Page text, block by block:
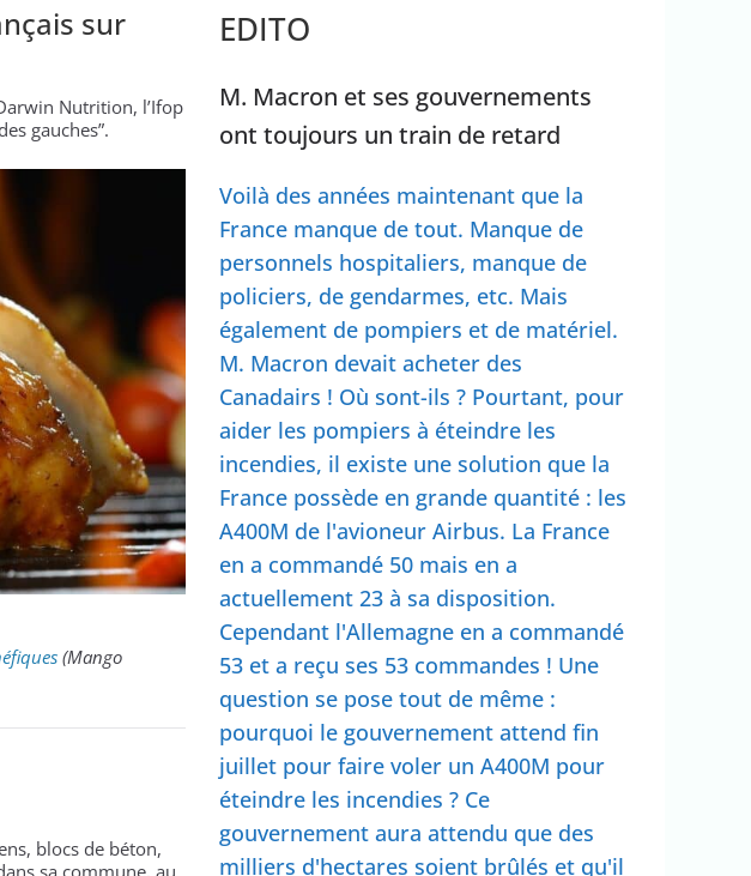
juridique d’arrêter Benyamin Nétanyahou
en RDC et en Ouganda
sur
Nutrition, l’Ifop
gauches”.
(Mango
blocs de béton,
EDITO
M. Macron et ses gouvernements
ont toujours un train de retard
Voilà des années maintenant que la
France manque de tout. Manque de
personnels hospitaliers, manque de
policiers, de gendarmes, etc. Mais
également de pompiers et de matériel.
M. Macron devait acheter des
Canadairs ! Où sont-ils ? Pourtant, pour
aider les pompiers à éteindre les
incendies, il existe une solution que la
France possède en grande quantité : les
A400M de l'avioneur Airbus. La France
en a commandé 50 mais en a
actuellement 23 à sa disposition.
Cependant l'Allemagne en a commandé
53 et a reçu ses 53 commandes ! Une
question se pose tout de même :
pourquoi le gouvernement attend fin
juillet pour faire voler un A400M pour
éteindre les incendies ? Ce
gouvernement aura attendu que des
milliers d'hectares soient brûlés et qu'il